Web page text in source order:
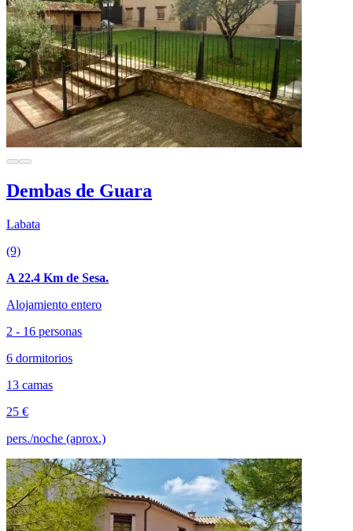
Dembas de Guara
Labata
(9)
A 22.4 Km de Sesa.
Alojamiento entero
2 - 16 personas
6 dormitorios
13 camas
25 €
pers./noche (aprox.)